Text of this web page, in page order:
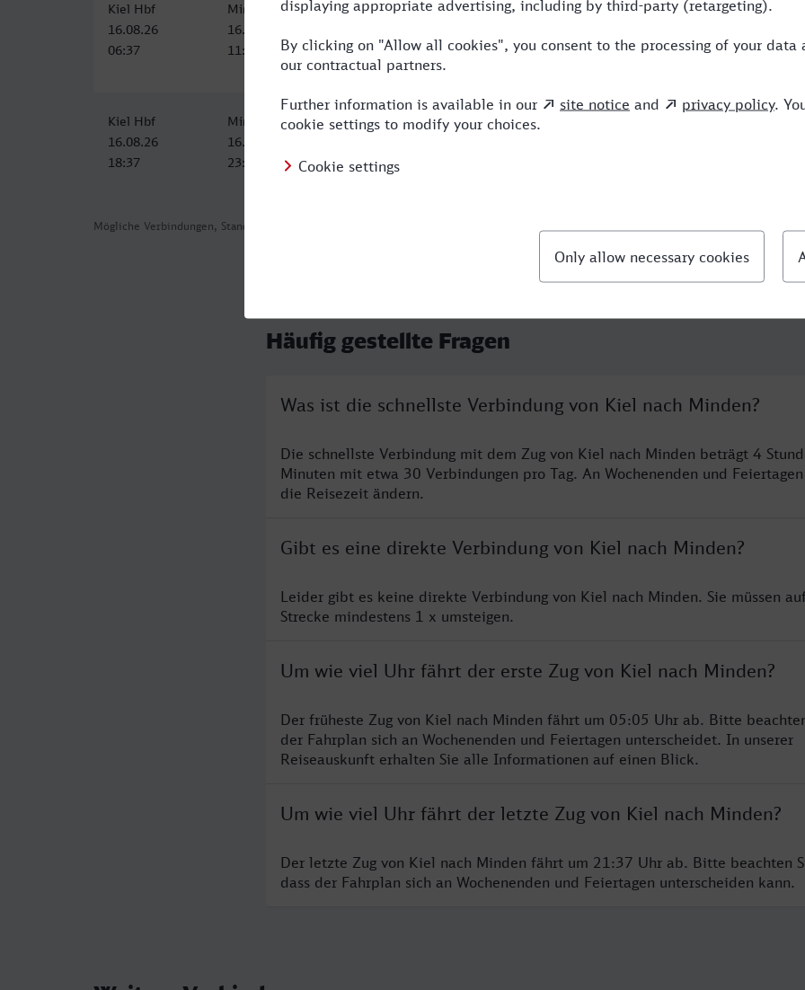
Mögliche Verbindungen, Stand: 2026-08-02 04:08
Kiel Hbf
16.08.26
06:37
Minden (Westf)
16.08.26
11:40
5:03 3 BUS,RE,ECE
Kiel Hbf
16.08.26
18:37
Minden (Westf)
16.08.26
23:40
5:03 3
Häufig gestellte Fragen
Was ist die schnellste Verbindung von Kiel nach Minden?
Die schnellste Verbindung mit dem Zug von Kiel nach Minden beträgt 4
Minuten mit etwa 30 Verbindungen pro Tag. An Wochenenden und
die Reisezeit ändern.
Gibt es eine direkte Verbindung von Kiel nach Minden?
Leider gibt es keine direkte Verbindung von Kiel nach Minden. Sie müssen
Strecke mindestens 1 x umsteigen.
Um wie viel Uhr fährt der erste Zug von Kiel nach Minden?
Der früheste Zug von Kiel nach Minden fährt um 05:05 Uhr ab. Bitte
der Fahrplan sich an Wochenenden und Feiertagen unterscheidet. In unserer
Reiseauskunft erhalten Sie alle Informationen auf einen Blick.
Um wie viel Uhr fährt der letzte Zug von Kiel nach Minden?
Der letzte Zug von Kiel nach Minden fährt um 21:37 Uhr ab. Bitte beachten
dass der Fahrplan sich an Wochenenden und Feiertagen unterscheiden kann.